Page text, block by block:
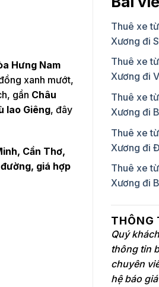
Hưng Nam
xanh mướt,
gần Châu
lao Giêng, đây
Cần Thơ,
giá hợp
Thuê xe
Xương đi
Thuê xe
Xương đi
Thuê xe
Xương đi
Thuê xe
Xương đi
Thuê xe
Xương đi
THÔNG
Quý
thông tin
chuyên
hệ báo